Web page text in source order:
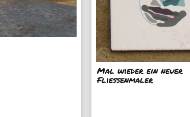
Mal wieder ein neuer
Fliessenmaler